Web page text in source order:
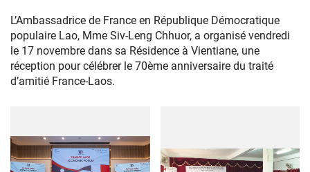
L’Ambassadrice de France en République Démocratique
populaire Lao, Mme Siv-Leng Chhuor, a organisé vendredi
le 17 novembre dans sa Résidence à Vientiane, une
réception pour célébrer le 70ème anniversaire du traité
d’amitié France-Laos.